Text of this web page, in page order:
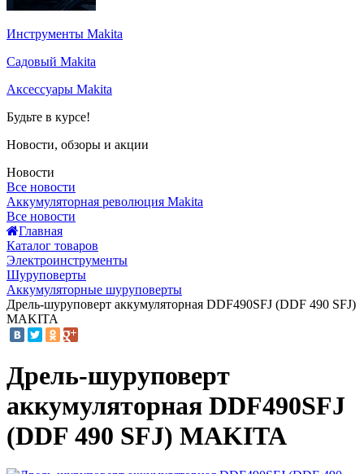
Инструменты Makita
Садовый Makita
Аксессуары Makita
Будьте в курсе!
Новости, обзоры и акции
Новости
Все новости
Аккумуляторная революция Makita
Все новости
Главная
Каталог товаров
Электроинструменты
Шуруповерты
Аккумуляторные шуруповерты
Дрель-шуруповерт аккумуляторная DDF490SFJ (DDF 490 SFJ)
MAKITA
Дрель-шуруповерт
аккумуляторная DDF490SFJ
(DDF 490 SFJ) MAKITA